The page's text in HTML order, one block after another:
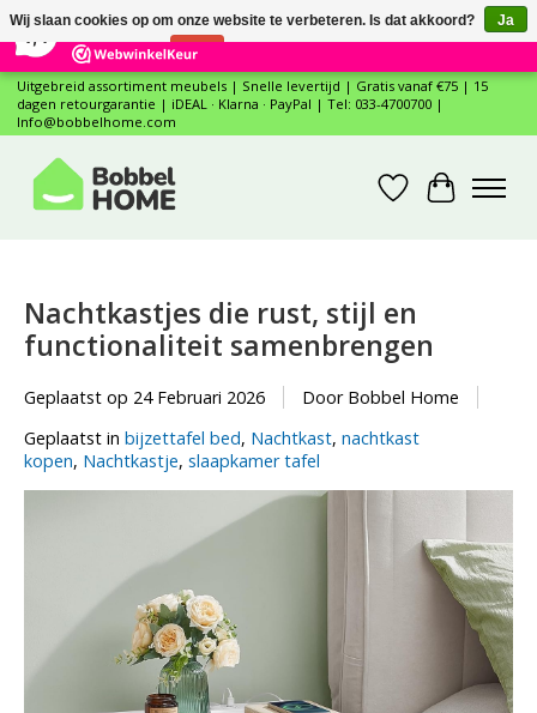
12 Reviews ×
Uitgebreid assortiment meubels | Snelle levertijd | Gratis vanaf €75 | 15
dagen retourgarantie | iDEAL · Klarna · PayPal | Tel: 033-4700700 |
Info@bobbelhome.com
Verlanglijst
Nachtkastjes die rust, stijl en
functionaliteit samenbrengen
Geplaatst op 24 Februari 2026
Door Bobbel Home
Geplaatst in bijzettafel bed, Nachtkast, nachtkast
kopen, Nachtkastje, slaapkamer tafel
Wij slaan cookies op om onze website te verbeteren. Is dat akkoord?
Ja
Nee